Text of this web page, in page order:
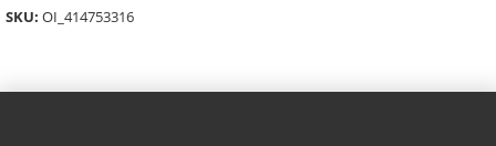
SKU: OI_414753316